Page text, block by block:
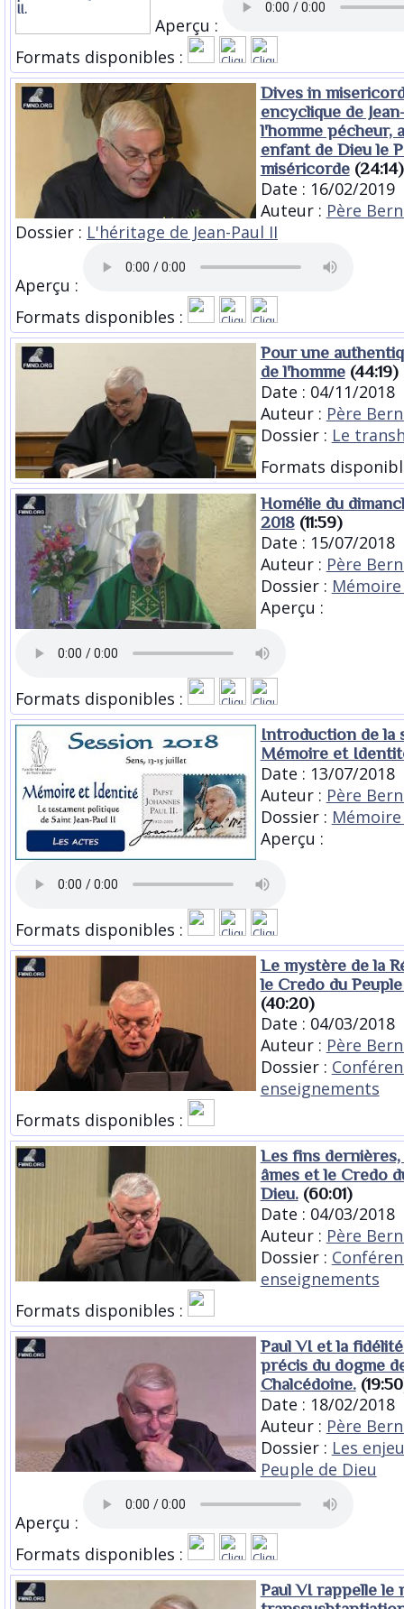
Aperçu :
Formats disponibles :
Dives in
encyclique de
l'homme pécheur,
enfant de Dieu le
miséricorde(24:14)
Date : 16/02/2019
Auteur : Père
Dossier : L'héritage de Jean-Paul II
Aperçu :
Formats disponibles :
Pour une
de l'homme(44:19)
Date : 04/11/2018
Auteur : Père
Dossier : Le
Formats
Homélie du
2018(11:59)
Date : 15/07/2018
Auteur : Père
Dossier :
Aperçu :
Formats disponibles :
Introduction de la
Mémoire et
Date : 13/07/2018
Auteur : Père
Dossier :
Aperçu :
Formats disponibles :
Le mystère de la
le Credo du
(40:20)
Date : 04/03/2018
Auteur : Père
Dossier :
enseignements
Formats disponibles :
Les fins dernières,
âmes et le Credo
Dieu.(60:01)
Date : 04/03/2018
Auteur : Père
Dossier :
enseignements
Formats disponibles :
Paul VI et la
précis du dogme
Chalcédoine.
Date : 18/02/2018
Auteur : Père
Dossier : Les
Peuple de Dieu
Aperçu :
Formats disponibles :
Paul VI rappelle le